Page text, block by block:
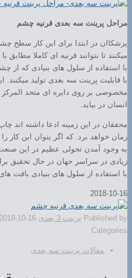
مراحل پرینت سه بعدی قرنیه چشم
پزشکاان در ابتدا برای این کار سطح
میکنند تا بتوانند قرنیه ای کاملا
با استفاده از سلول های بنیادی که
با قابلیت پرینت سه بعدی تولید میکنند.
مخصوصی بر روی دایره ای متحد
انسان در بیاید.
زمان خواهد برد. که اگر بتوان این کار
به وجود آمدن تحولی عظیم در این
زیادی در سراسر جهان در حال تحقیق
با استفاده از سلول های بنیادی بافت
2018-10-16
Published by پرینت 3 بعدی
2018-10-16
Categories
مقالات پرینت سه بعدی